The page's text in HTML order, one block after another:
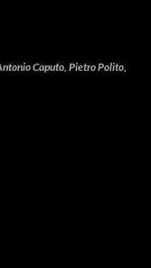
Caputo, Pietro Polito,